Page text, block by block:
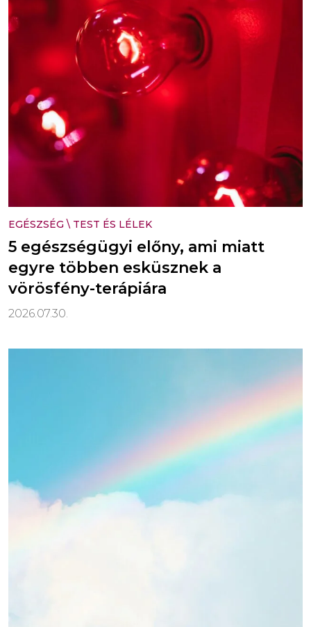
EGÉSZSÉG \ TEST ÉS LÉLEK
5 egészségügyi előny, ami miatt
egyre többen esküsznek a
vörösfény-terápiára
2026.07.30.